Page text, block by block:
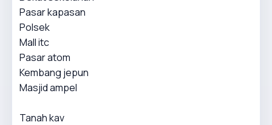
Pasar kapasan
Polsek
Mall itc
Pasar atom
Kembang jepun
Masjid ampel
Tanah kav